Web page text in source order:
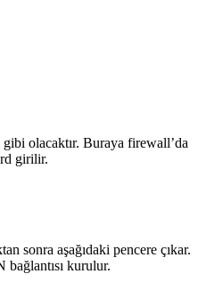
gibi olacaktır. Buraya firewall’da
girilir.
sonra aşağıdaki pencere çıkar.
kurulur.